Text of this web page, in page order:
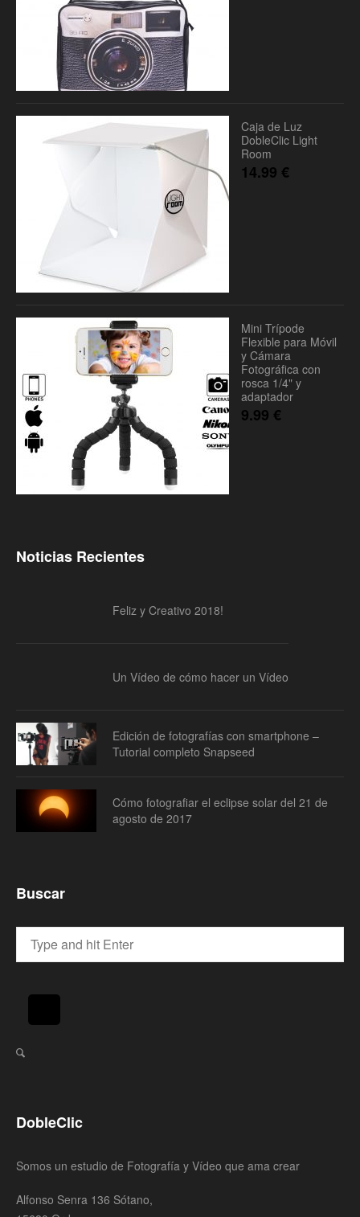
Caja de Luz
DobleClic Light
Room
14.99 €
Mini Trípode
Flexible para Móvil
y Cámara
Fotográfica con
rosca 1/4" y
adaptador
9.99 €
Noticias Recientes
Feliz y Creativo 2018!
Un Vídeo de cómo hacer un Vídeo
Edición de fotografías con smartphone –
Tutorial completo Snapseed
Cómo fotografiar el eclipse solar del 21 de
agosto de 2017
Buscar
DobleClic
Somos un estudio de Fotografía y Vídeo que ama crear
Alfonso Senra 136 Sótano,